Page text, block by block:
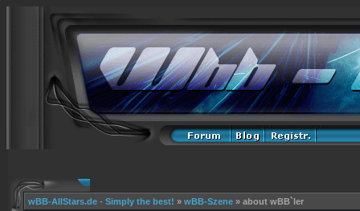
wBB-AllStars.de - Simply the best! » wBB-Szene » about wBB`ler